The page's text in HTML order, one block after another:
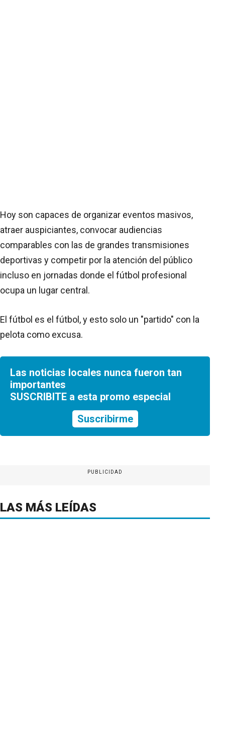
Hoy son capaces de organizar eventos masivos,
atraer auspiciantes, convocar audiencias
comparables con las de grandes transmisiones
deportivas y competir por la atención del público
incluso en jornadas donde el fútbol profesional
ocupa un lugar central.
El fútbol es el fútbol, y esto solo un "partido" con la
pelota como excusa.
Las noticias locales nunca fueron tan
importantes
SUSCRIBITE a esta promo especial
Suscribirme
PUBLICIDAD
LAS MÁS LEÍDAS